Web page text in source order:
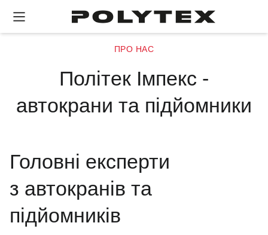
ПРО НАС
Політек Імпекс -
автокрани та підйомники
Головні експерти
з автокранів та
підйомників